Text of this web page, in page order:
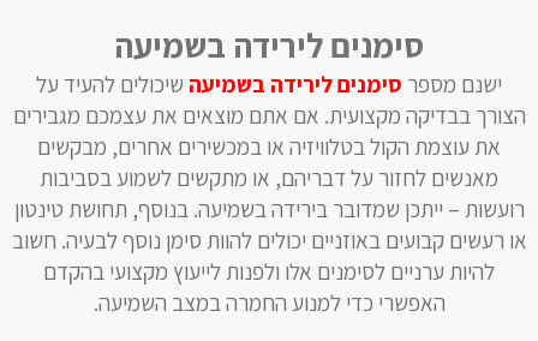
סימנים לירידה בשמיעה
ישנם מספר סימנים לירידה בשמיעה שיכולים להעיד על
הצורך בבדיקה מקצועית. אם אתם מוצאים את עצמכם מגבירים
את עוצמת הקול בטלוויזיה או במכשירים אחרים, מבקשים
מאנשים לחזור על דבריהם, או מתקשים לשמוע בסביבות
רועשות – ייתכן שמדובר בירידה בשמיעה. בנוסף, תחושת טינטון
או רעשים קבועים באוזניים יכולים להוות סימן נוסף לבעיה. חשוב
להיות ערניים לסימנים אלו ולפנות לייעוץ מקצועי בהקדם
האפשרי כדי למנוע החמרה במצב השמיעה.